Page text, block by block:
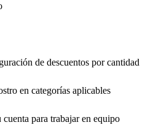
de descuentos por cantidad
en categorías aplicables
para trabajar en equipo